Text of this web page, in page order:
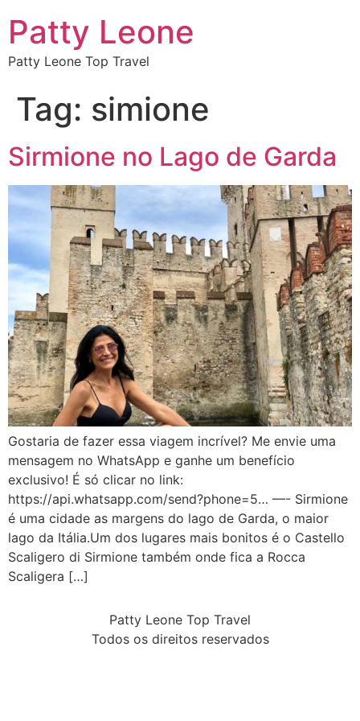
Patty Leone
Patty Leone Top Travel
Tag: simione
Sirmione no Lago de Garda
Gostaria de fazer essa viagem incrível? Me envie uma
mensagem no WhatsApp e ganhe um benefício
exclusivo! É só clicar no link:
https://api.whatsapp.com/send?phone=5… —- Sirmione
é uma cidade as margens do lago de Garda, o maior
lago da Itália.Um dos lugares mais bonitos é o Castello
Scaligero di Sirmione também onde fica a Rocca
Scaligera […]
Patty Leone Top Travel
Todos os direitos reservados